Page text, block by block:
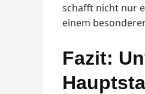
schafft nicht nur
einem
Fazit: